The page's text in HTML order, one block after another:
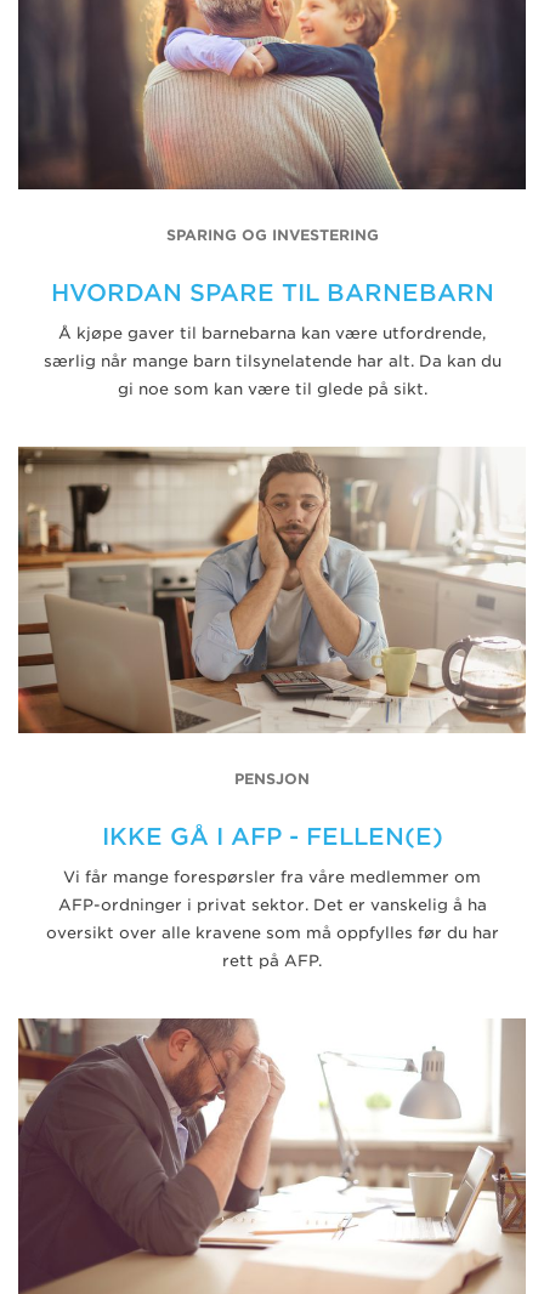
SPARING OG INVESTERING
HVORDAN SPARE TIL BARNEBARN
Å kjøpe gaver til barnebarna kan være utfordrende,
særlig når mange barn tilsynelatende har alt. Da kan du
gi noe som kan være til glede på sikt.
PENSJON
IKKE GÅ I AFP - FELLEN(E)
Vi får mange forespørsler fra våre medlemmer om
AFP-ordninger i privat sektor. Det er vanskelig å ha
oversikt over alle kravene som må oppfylles før du har
rett på AFP.